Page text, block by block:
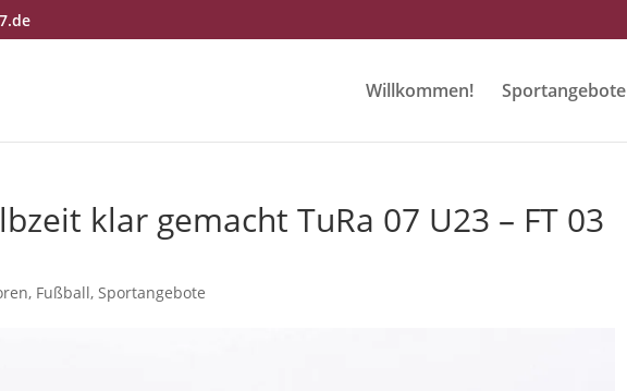
Willkommen! Sportangebote
klar gemacht TuRa 07 U23 – FT 03
, Fußball,Sportangebote